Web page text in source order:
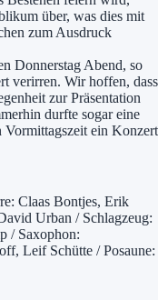
über, was dies mit
zum Ausdruck
Donnerstag Abend, so
verirren. Wir hoffen, dass
zur Präsentation
durfte sogar eine
Vormittagszeit ein Konzert
Claas Bontjes, Erik
Urban / Schlagzeug:
/ Saxophon:
Leif Schütte / Posaune: